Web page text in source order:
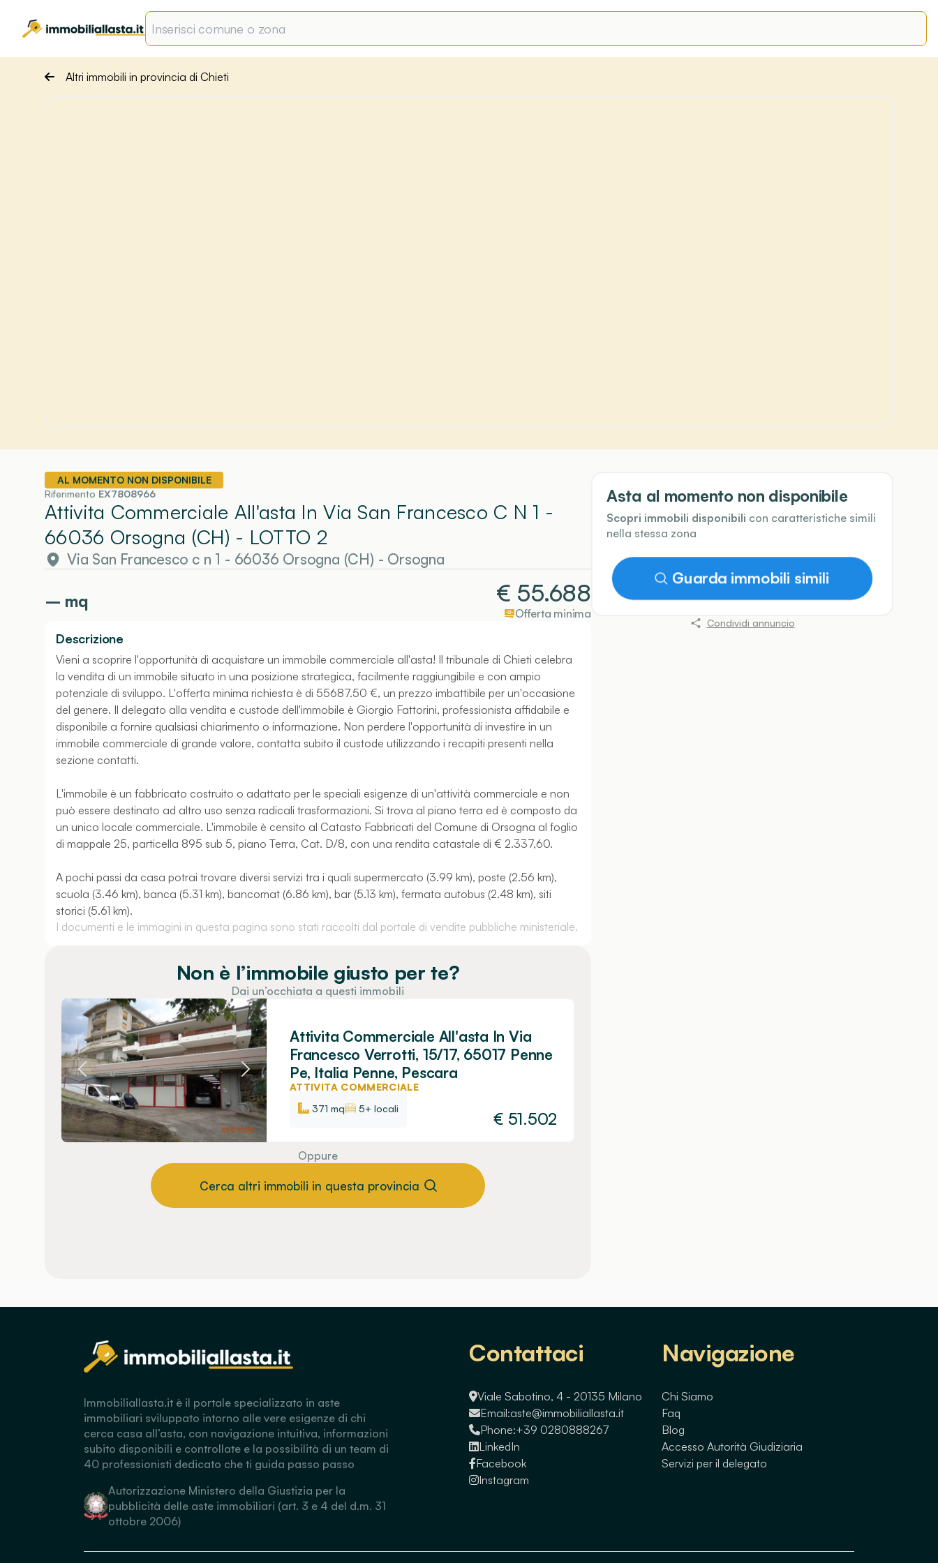
Altri immobili in provincia di Chieti
AL MOMENTO NON DISPONIBILE
Riferimento EX7808966
Attivita Commerciale All'asta In Via San Francesco C N 1 -
66036 Orsogna (CH) - LOTTO 2
Via San Francesco c n 1 - 66036 Orsogna (CH) - Orsogna
– mq € 55.688
Offerta minima
Descrizione
Vieni a scoprire l'opportunità di acquistare un immobile commerciale all'asta! Il tribunale di Chieti celebra
la vendita di un immobile situato in una posizione strategica, facilmente raggiungibile e con ampio
potenziale di sviluppo. L'offerta minima richiesta è di 55687.50 €, un prezzo imbattibile per un'occasione
del genere. Il delegato alla vendita e custode dell'immobile è Giorgio Fattorini, professionista affidabile e
disponibile a fornire qualsiasi chiarimento o informazione. Non perdere l'opportunità di investire in un
immobile commerciale di grande valore, contatta subito il custode utilizzando i recapiti presenti nella
sezione contatti.
L'immobile è un fabbricato costruito o adattato per le speciali esigenze di un'attività commerciale e non
può essere destinato ad altro uso senza radicali trasformazioni. Si trova al piano terra ed è composto da
un unico locale commerciale. L'immobile è censito al Catasto Fabbricati del Comune di Orsogna al foglio
di mappale 25, particella 895 sub 5, piano Terra, Cat. D/8, con una rendita catastale di € 2.337,60.
A pochi passi da casa potrai trovare diversi servizi tra i quali supermercato (3.99 km), poste (2.56 km),
scuola (3.46 km), banca (5.31 km), bancomat (6.86 km), bar (5.13 km), fermata autobus (2.48 km), siti
storici (5.61 km).
I documenti e le immagini in questa pagina sono stati raccolti dal portale di vendite pubbliche ministeriale.
Non è l’immobile giusto per te?
Dai un’occhiata a questi immobili
Attivita Commerciale All'asta In Via
Francesco Verrotti, 15/17, 65017 Penne
Pe, Italia Penne, Pescara
ATTIVITA COMMERCIALE
371 mq
5+ locali
€ 51.502
Oppure
Cerca altri immobili in questa provincia
Asta al momento non disponibile
Scopri immobili disponibili con caratteristiche simili
nella stessa zona
Guarda immobili simili
Condividi annuncio
Immobiliallasta.it è il portale specializzato in aste
immobiliari sviluppato intorno alle vere esigenze di chi
cerca casa all’asta, con navigazione intuitiva, informazioni
subito disponibili e controllate e la possibilità di un team di
40 professionisti dedicato che ti guida passo passo
Autorizzazione Ministero della Giustizia per la
pubblicità delle aste immobiliari (art. 3 e 4 del d.m. 31
ottobre 2006)
Contattaci
Viale Sabotino, 4 - 20135 Milano
Email:aste@immobiliallasta.it
Phone:+39 0280888267
LinkedIn
Facebook
Instagram
Navigazione
Chi Siamo
Faq
Blog
Accesso Autorità Giudiziaria
Servizi per il delegato